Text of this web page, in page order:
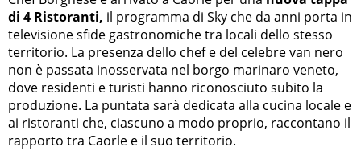
di 4 Ristoranti, il programma di Sky che da anni porta in
televisione sfide gastronomiche tra locali dello stesso
territorio. La presenza dello chef e del celebre van nero
non è passata inosservata nel borgo marinaro veneto,
dove residenti e turisti hanno riconosciuto subito la
produzione. La puntata sarà dedicata alla cucina locale e
ai ristoranti che, ciascuno a modo proprio, raccontano il
rapporto tra Caorle e il suo territorio.